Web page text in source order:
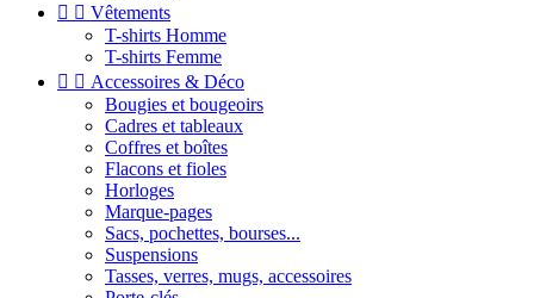
  Vêtements
T-shirts Homme
T-shirts Femme
  Accessoires & Déco
Bougies et bougeoirs
Cadres et tableaux
Coffres et boîtes
Flacons et fioles
Horloges
Marque-pages
Sacs, pochettes, bourses...
Suspensions
Tasses, verres, mugs, accessoires